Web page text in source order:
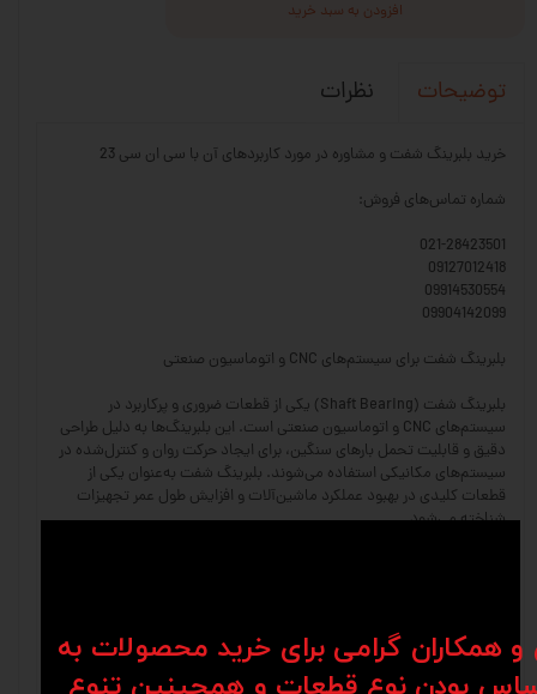
افزودن به سبد خرید
توضیحات نظرات
خرید بلبرینگ شفت و مشاوره در مورد کاربردهای آن با سی ان سی 23
شماره تماس‌های فروش:
021-28423501
09127012418
09914530554
09904142099
بلبرینگ شفت برای سیستم‌های CNC و اتوماسیون صنعتی
بلبرینگ شفت (Shaft Bearing) یکی از قطعات ضروری و پرکاربرد در
سیستم‌های CNC و اتوماسیون صنعتی است. این بلبرینگ‌ها به دلیل طراحی
دقیق و قابلیت تحمل بارهای سنگین، برای ایجاد حرکت روان و کنترل‌شده در
سیستم‌های مکانیکی استفاده می‌شوند. بلبرینگ شفت به‌عنوان یکی از
قطعات کلیدی در بهبود عملکرد ماشین‌آلات و افزایش طول عمر تجهیزات
شناخته می‌شود.
فراهم می‌کند و از ایجاد اصطکاک و سایش جلوگیری می‌کند.
مقاومت در برابر بارهای سنگین: طراحی این بلبرینگ‌ها به گونه‌ای است که
همکاران گرامی برای خرید محصولات به